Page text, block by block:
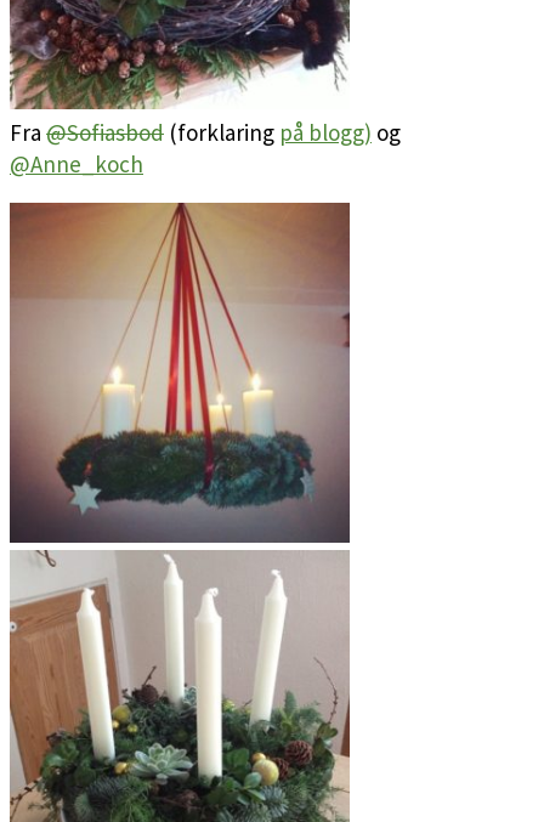
Fra @Sofiasbod (forklaring på blogg) og
@Anne_koch